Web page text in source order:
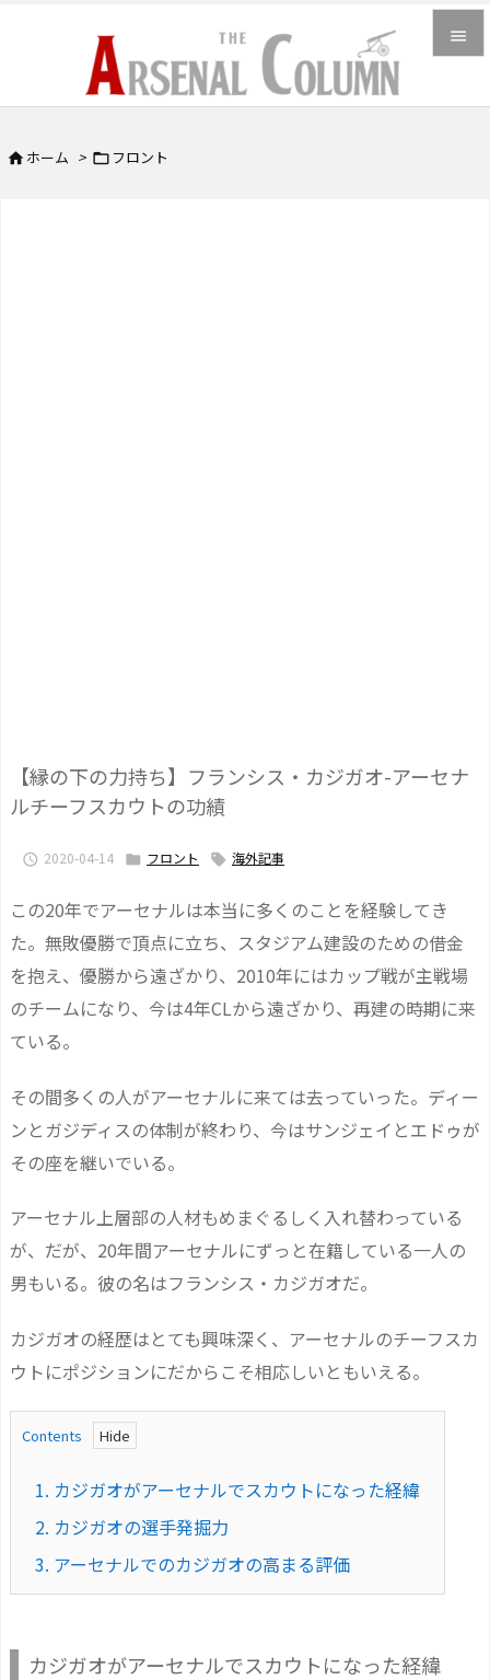

メニュ
 ホーム > フロント
【縁の下の力持ち】フランシス・カジガオ-アーセナ
ルチーフスカウトの功績
 2020-04-14  フロント  海外記事
この20年でアーセナルは本当に多くのことを経験してき
た。無敗優勝で頂点に立ち、スタジアム建設のための借金
を抱え、優勝から遠ざかり、2010年にはカップ戦が主戦場
のチームになり、今は4年CLから遠ざかり、再建の時期に来
ている。
その間多くの人がアーセナルに来ては去っていった。ディー
ンとガジディスの体制が終わり、今はサンジェイとエドゥが
その座を継いでいる。
アーセナル上層部の人材もめまぐるしく入れ替わっている
が、だが、20年間アーセナルにずっと在籍している一人の
男もいる。彼の名はフランシス・カジガオだ。
カジガオの経歴はとても興味深く、アーセナルのチーフスカ
ウトにポジションにだからこそ相応しいともいえる。
Contents
1. カジガオがアーセナルでスカウトになった経緯
2. カジガオの選手発掘力
3. アーセナルでのカジガオの高まる評価
カジガオがアーセナルでスカウトになった経緯